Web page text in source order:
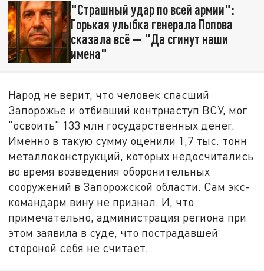
"Страшный удар по всей армии":
Горькая улыбка генерала Попова
сказала всё — "Да сгинут наши
имена"
Народ не верит, что человек спасший
Запорожье и отбивший контрнаступ ВСУ, мог
"освоить" 133 млн государственных денег.
Именно в такую сумму оценили 1,7 тыс. тонн
металлоконструкций, которых недосчитались
во время возведения оборонительных
сооружений в Запорожской области. Сам экс-
командарм вину не признал. И, что
примечательно, администрация региона при
этом заявила в суде, что пострадавшей
стороной себя не считает.